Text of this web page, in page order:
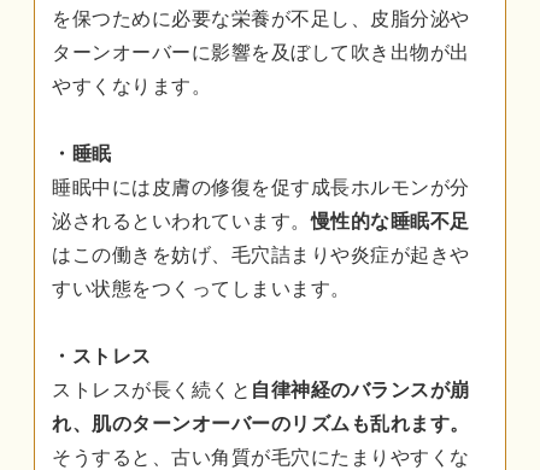
を保つために必要な栄養が不足し、皮脂分泌や
ターンオーバーに影響を及ぼして吹き出物が出
やすくなります。
・睡眠
睡眠中には皮膚の修復を促す成長ホルモンが分
泌されるといわれています。慢性的な睡眠不足
はこの働きを妨げ、毛穴詰まりや炎症が起きや
すい状態をつくってしまいます。
・ストレス
ストレスが長く続くと 自律神経のバランスが崩
れ、肌のターンオーバーのリズムも乱れます。
そうすると、古い角質が毛穴にたまりやすくな